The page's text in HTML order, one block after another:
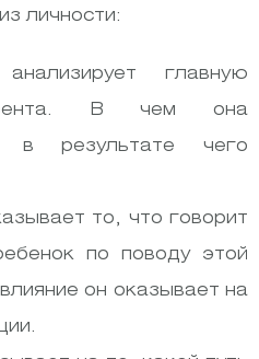
личности:
главную
В чем она
в результате чего
то, что говорит
по поводу этой
он оказывает на